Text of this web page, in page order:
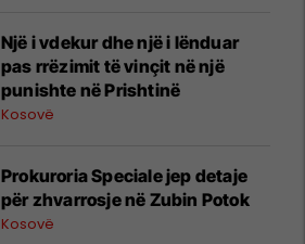
Një i vdekur dhe një i lënduar
pas rrëzimit të vinçit në një
punishte në Prishtinë
Kosovë
Prokuroria Speciale jep detaje
për zhvarrosje në Zubin Potok
Kosovë